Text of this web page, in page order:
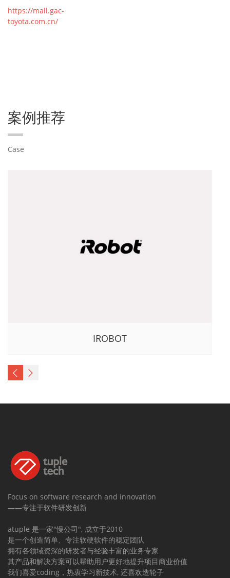
https://mall.gac-
toyota.com.cn/
案例推荐
Case
IROBOT
Focus on software research and innovation
——专注于软件研发创新
atuple 是一家"慢公司", 成立于2010
是一个创造简单、专注软硬软件的稳定团队
拥有各领域资深的研发者与经验丰富的业务专家
其产品和解决方案可以帮助用户更好地提升项目商业价值
我们喜爱coding，热衷学习新技术, 还喜欢造轮子